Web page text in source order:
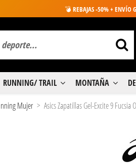
💣 REBAJAS -50% + ENVÍO
RUNNING/ TRAIL MONTAÑA
Mujer Asics Zapatillas Gel-Excite 9